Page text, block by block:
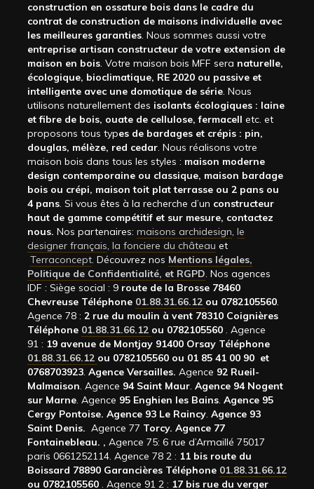
construction en ossature bois dans le cadre du
contrat de construction de maisons individuelle avec
les meilleures garanties. Nous sommes aussi votre
entreprise artisan constructeur de votre extension de
maison en bois. Votre maison bois MFF sera naturelle,
écologique, bioclimatique, RE 2020 ou passive et
intelligente avec une domotique de série. Nous
utilisons naturellement des isolants écologiques : laine
et fibre de bois, ouate de cellulose, fermacell etc. et
proposons tous types de bardages et crépis : pin,
douglas, mélèze, red cedar. Nous réalisons votre
maison bois dans tous les styles : maison moderne
design contemporaine ou classique, maison bardage
bois ou crépi, maison toit plat terrasse ou 2 pans ou
4 pans. Si vous êtes à la recherche d’un constructeur
haut de gamme compétitif et sur mesure, contactez
nous. Nos partenaires: maisons archidesign, le
designer français, la fonciere du château et
Terraconcept. Découvrez nos Mentions légales,
Politique de Confidentialité, et RGPD. Nos agences
IDF : Siège social : 9 route de la Brosse 78460
Chevreuse Téléphone 01.88.31.66.12 ou 0782105560.
Agence 78 : 2 rue du moulin à vent 78310 Coignières
Téléphone 01.88.31.66.12 ou 0782105560 . Agence
91 : 19 avenue de Montjay 91400 Orsay Téléphone
01.88.31.66.12 ou 0782105560 ou 01 85 41 00 90 et
0768703923. Agence Versailles. Agence 92 Rueil-
Malmaison. Agence 94 Saint Maur. Agence 94 Nogent
sur Marne. Agence 95 Enghien les Bains. Agence 95
Cergy Pontoise. Agence 93 Le Raincy. Agence 93
Saint Denis. Agence 77 Torcy. Agence 77
Fontainebleau. , Agence 75: 6 rue d’Armaillé 75017
paris 0661252114. Agence 78 2 : 11 bis route du
Boissard 78890 Garancières Téléphone 01.88.31.66.12
ou 0782105560 . Agence 91 2 : 17 bis rue du verger